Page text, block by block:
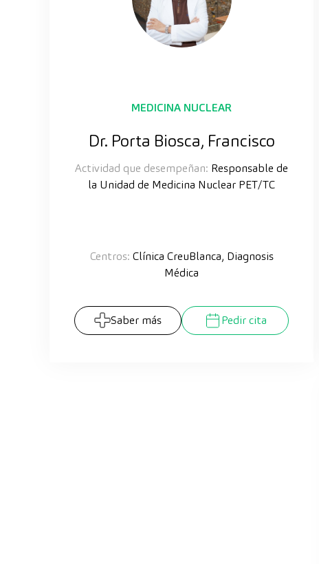
MEDICINA NUCLEAR
Dr. Porta Biosca, Francisco
Actividad que desempeñan: Responsable de
la Unidad de Medicina Nuclear PET/TC
Centros: Clínica CreuBlanca, Diagnosis
Médica
Saber más Pedir cita